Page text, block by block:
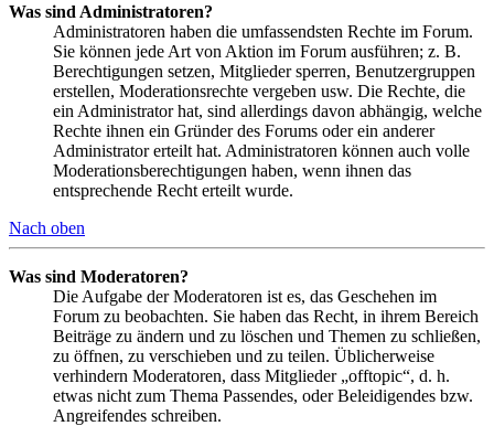
Was sind Administratoren?
Administratoren haben die umfassendsten Rechte im Forum.
Sie können jede Art von Aktion im Forum ausführen; z. B.
Berechtigungen setzen, Mitglieder sperren, Benutzergruppen
erstellen, Moderationsrechte vergeben usw. Die Rechte, die
ein Administrator hat, sind allerdings davon abhängig, welche
Rechte ihnen ein Gründer des Forums oder ein anderer
Administrator erteilt hat. Administratoren können auch volle
Moderationsberechtigungen haben, wenn ihnen das
entsprechende Recht erteilt wurde.
Nach oben
Was sind Moderatoren?
Die Aufgabe der Moderatoren ist es, das Geschehen im
Forum zu beobachten. Sie haben das Recht, in ihrem Bereich
Beiträge zu ändern und zu löschen und Themen zu schließen,
zu öffnen, zu verschieben und zu teilen. Üblicherweise
verhindern Moderatoren, dass Mitglieder „offtopic“, d. h.
etwas nicht zum Thema Passendes, oder Beleidigendes bzw.
Angreifendes schreiben.